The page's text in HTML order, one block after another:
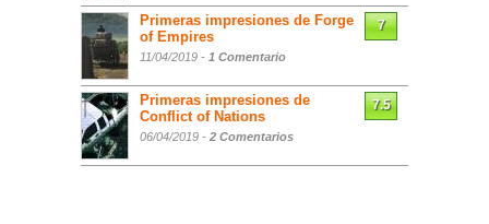
Primeras impresiones de Forge
of Empires
11/04/2019 - 1 Comentario
7
Primeras impresiones de
Conflict of Nations
06/04/2019 - 2 Comentarios
7.5